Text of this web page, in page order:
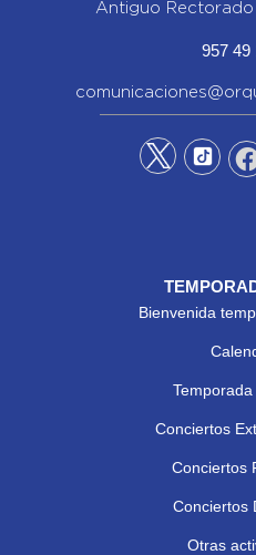
Antiguo
957 49
Bienvenida
Conciertos
Conciertos
Conciertos
Otras